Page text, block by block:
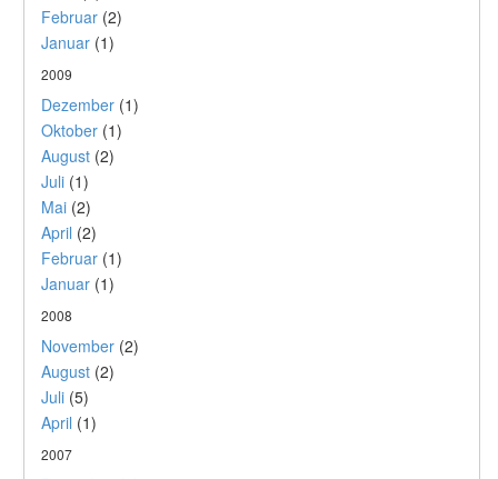
Februar (2)
Januar (1)
2009
Dezember (1)
Oktober (1)
August (2)
Juli (1)
Mai (2)
April (2)
Februar (1)
Januar (1)
2008
November (2)
August (2)
Juli (5)
April (1)
2007